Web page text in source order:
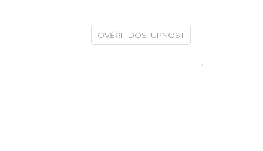
OVĚŘIT DOSTUPNOST